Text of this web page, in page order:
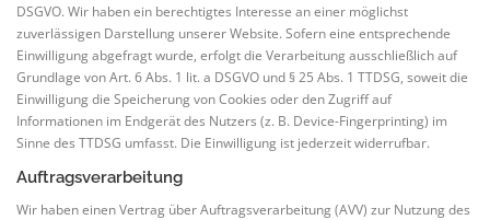
DSGVO. Wir haben ein berechtigtes Interesse an einer möglichst
zuverlässigen Darstellung unserer Website. Sofern eine entsprechende
Einwilligung abgefragt wurde, erfolgt die Verarbeitung ausschließlich auf
Grundlage von Art. 6 Abs. 1 lit. a DSGVO und § 25 Abs. 1 TTDSG, soweit die
Einwilligung die Speicherung von Cookies oder den Zugriff auf
Informationen im Endgerät des Nutzers (z. B. Device-Fingerprinting) im
Sinne des TTDSG umfasst. Die Einwilligung ist jederzeit widerrufbar.
Auftragsverarbeitung
Wir haben einen Vertrag über Auftragsverarbeitung (AVV) zur Nutzung des